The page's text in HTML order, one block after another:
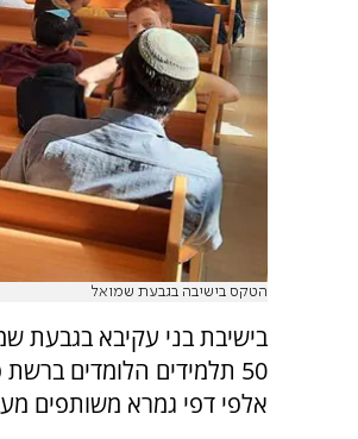
הטקס בישיבה בגבעת שמואל
בישיבת בני עקיבא בגבעת
50 תלמידים הלומדים
אלפי דפי גמרא משותפים